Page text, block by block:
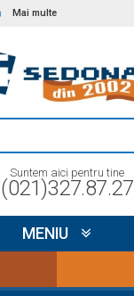
Mai multe
Suntem aici pentru tine
(021)327.87.27
MENIU